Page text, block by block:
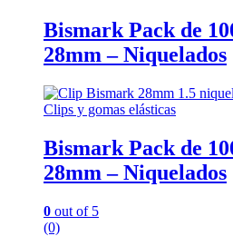
Bismark Pack de
28mm – Niquelados
Clips y gomas elásticas
Bismark Pack de
28mm – Niquelados
0 out of 5
(0)